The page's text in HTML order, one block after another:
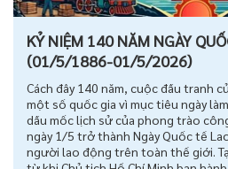
KỶ NIỆM 140 NĂM NGÀY
(01/5/1886-01/5/2026)
Cách đây 140 năm, cuộc đấu tranh
một số quốc gia vì mục tiêu ngày
dấu mốc lịch sử của phong trào
ngày 1/5 trở thành Ngày Quốc tế
người lao động trên toàn thế giới.